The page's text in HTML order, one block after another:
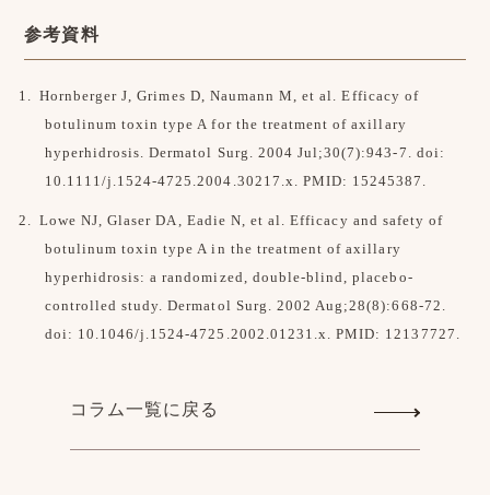
参考資料
Hornberger J, Grimes D, Naumann M, et al. Efficacy of
botulinum toxin type A for the treatment of axillary
hyperhidrosis. Dermatol Surg. 2004 Jul;30(7):943-7. doi:
10.1111/j.1524-4725.2004.30217.x. PMID: 15245387.
Lowe NJ, Glaser DA, Eadie N, et al. Efficacy and safety of
botulinum toxin type A in the treatment of axillary
hyperhidrosis: a randomized, double-blind, placebo-
controlled study. Dermatol Surg. 2002 Aug;28(8):668-72.
doi: 10.1046/j.1524-4725.2002.01231.x. PMID: 12137727.
コラム一覧に戻る